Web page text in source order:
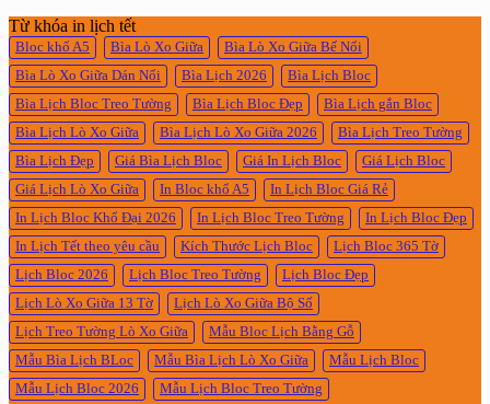
Từ khóa in lịch tết
Bloc khổ A5 Bìa Lò Xo Giữa
Bìa Lò Xo Giữa Bế Nổi
Bìa Lò Xo Giữa Dán Nổi
Bìa Lịch 2026
Bìa Lịch Bloc
Bìa Lịch Bloc Treo Tường
Bìa Lịch Bloc Đẹp
Bìa Lịch gắn Bloc
Bìa Lịch Lò Xo Giữa
Bìa Lịch Lò Xo Giữa 2026
Bìa Lịch Treo Tường
Bìa Lịch Đẹp
Giá Bìa Lịch Bloc Giá In Lịch Bloc
Giá Lịch Bloc
Giá Lịch Lò Xo Giữa
In Bloc khổ A5
In Lịch Bloc Giá Rẻ
In Lịch Bloc Khổ Đại 2026
In Lịch Bloc Treo Tường
In Lịch Bloc Đẹp
In Lịch Tết theo yêu cầu
Kích Thước Lịch Bloc
Lịch Bloc 365 Tờ
Lịch Bloc 2026
Lịch Bloc Treo Tường
Lịch Bloc Đẹp
Lịch Lò Xo Giữa 13 Tờ
Lịch Lò Xo Giữa Bộ Số
Lịch Treo Tường Lò Xo Giữa
Mẫu Bloc Lịch Bằng Gỗ
Mẫu Bìa Lịch BLoc
Mẫu Bìa Lịch Lò Xo Giữa
Mẫu Lịch Bloc
Mẫu Lịch Bloc 2026
Mẫu Lịch Bloc Treo Tường